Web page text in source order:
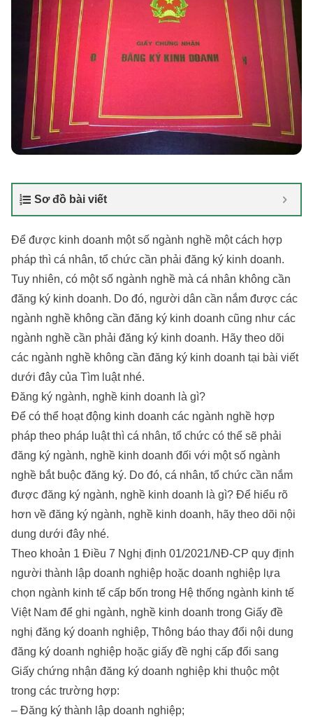
Sơ đồ bài viết
Để được kinh doanh một số ngành nghề một cách hợp
pháp thì cá nhân, tổ chức cần phải đăng ký kinh doanh.
Tuy nhiên, có một số ngành nghề mà cá nhân không cần
đăng ký kinh doanh. Do đó, người dân cần nắm được các
ngành nghề không cần đăng ký kinh doanh cũng như các
ngành nghề cần phải đăng ký kinh doanh. Hãy theo dõi
các ngành nghề không cần đăng ký kinh doanh tại bài viết
dưới đây của Tìm luật nhé.
Đăng ký ngành, nghề kinh doanh là gì?
Để có thể hoạt động kinh doanh các ngành nghề hợp
pháp theo pháp luật thì cá nhân, tổ chức có thể sẽ phải
đăng ký ngành, nghề kinh doanh đối với một số ngành
nghề bắt buộc đăng ký. Do đó, cá nhân, tổ chức cần nắm
được đăng ký ngành, nghề kinh doanh là gì? Để hiểu rõ
hơn về đăng ký ngành, nghề kinh doanh, hãy theo dõi nội
dung dưới đây nhé.
Theo khoản 1 Điều 7 Nghị định 01/2021/NĐ-CP quy định
người thành lập doanh nghiệp hoặc doanh nghiệp lựa
chọn ngành kinh tế cấp bốn trong Hệ thống ngành kinh tế
Việt Nam để ghi ngành, nghề kinh doanh trong Giấy đề
nghị đăng ký doanh nghiệp, Thông báo thay đổi nội dung
đăng ký doanh nghiệp hoặc giấy đề nghị cấp đổi sang
Giấy chứng nhận đăng ký doanh nghiệp khi thuộc một
trong các trường hợp:
– Đăng ký thành lập doanh nghiệp;